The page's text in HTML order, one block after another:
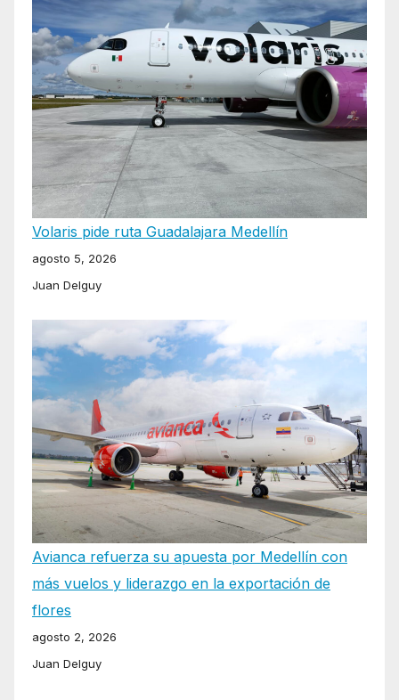
Volaris pide ruta Guadalajara Medellín
agosto 5, 2026
Juan Delguy
Avianca refuerza su apuesta por Medellín con
más vuelos y liderazgo en la exportación de
flores
agosto 2, 2026
Juan Delguy